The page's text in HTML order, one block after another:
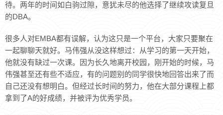
待。两年的时间如白驹过隙，意犹未尽的他选择了继续攻读复旦
的DBA。
很多人对EMBA都有误解，认为这只是一个平台，大家只要聚在
一起聊聊天就好。马伟强从没这样想过：从学习的第一天开始，
他就没有缺过一次课。因为长久地离开校园，刚开始的时候，马
伟强甚至还有些不适应，有的问题别的同学很快地回答出来了而
自己还没有想明白。但经过长时间的努力，他在大部分课程上都
拿到了A的好成绩，并被评为优秀学员。